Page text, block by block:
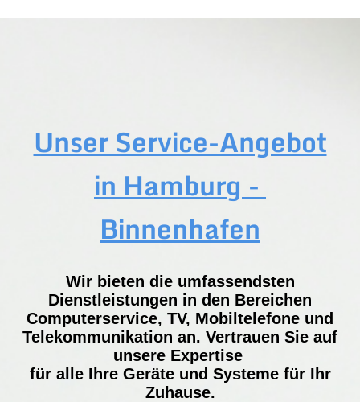
Unser Service-Angebot
in Hamburg -
Binnenhafen
Wir bieten die umfassendsten
Dienstleistungen in den Bereichen
Computerservice, TV, Mobiltelefone und
Telekommunikation an. Vertrauen Sie auf
unsere Expertise
für alle Ihre Geräte und Systeme für Ihr
Zuhause.